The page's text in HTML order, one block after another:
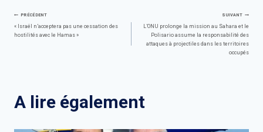
Navigation
PRÉCÉDENT
« Israël n’acceptera pas une cessation des
hostilités avec le Hamas »
SUIVANT
L’ONU prolonge la mission au Sahara et le
Polisario assume la responsabilité des
attaques à projectiles dans les territoires
occupés
A lire également